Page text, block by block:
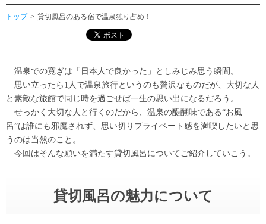
トップ 貸切風呂のある宿で温泉独り占め！
温泉での寛ぎは「日本人で良かった」としみじみ思う瞬間。
思い立ったら1人で温泉旅行というのも贅沢なものだが、大切な人
と素敵な旅館で同じ時を過ごせば一生の思い出になるだろう。
せっかく大切な人と行くのだから、温泉の醍醐味である“お風
呂”は誰にも邪魔されず、思い切りプライベート感を満喫したいと思
うのは当然のこと。
今回はそんな願いを満たす貸切風呂についてご紹介していこう。
貸切風呂の魅力について